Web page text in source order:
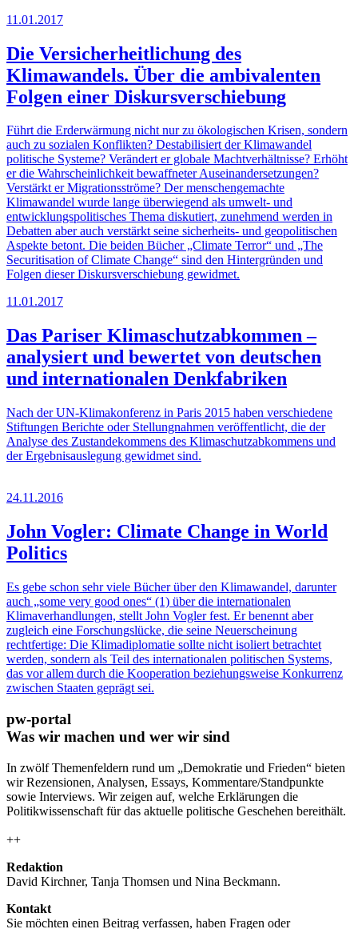
11.01.2017
Die Versicherheitlichung des
Klimawandels. Über die ambivalenten
Folgen einer Diskursverschiebung
Führt die Erderwärmung nicht nur zu ökologischen Krisen, sondern
auch zu sozialen Konflikten? Destabilisiert der Klimawandel
politische Systeme? Verändert er globale Machtverhältnisse? Erhöht
er die Wahrscheinlichkeit bewaffneter Auseinandersetzungen?
Verstärkt er Migrationsströme? Der menschengemachte
Klimawandel wurde lange überwiegend als umwelt- und
entwicklungspolitisches Thema diskutiert, zunehmend werden in
Debatten aber auch verstärkt seine sicherheits- und geopolitischen
Aspekte betont. Die beiden Bücher „Climate Terror“ und „The
Securitisation of Climate Change“ sind den Hintergründen und
Folgen dieser Diskursverschiebung gewidmet.
11.01.2017
Das Pariser Klimaschutzabkommen –
analysiert und bewertet von deutschen
und internationalen Denkfabriken
Nach der UN-Klimakonferenz in Paris 2015 haben verschiedene
Stiftungen Berichte oder Stellungnahmen veröffentlicht, die der
Analyse des Zustandekommens des Klimaschutzabkommens und
der Ergebnisauslegung gewidmet sind.
24.11.2016
John Vogler: Climate Change in World
Politics
Es gebe schon sehr viele Bücher über den Klimawandel, darunter
auch „some very good ones“ (1) über die internationalen
Klimaverhandlungen, stellt John Vogler fest. Er benennt aber
zugleich eine Forschungslücke, die seine Neuerscheinung
rechtfertige: Die Klimadiplomatie sollte nicht isoliert betrachtet
werden, sondern als Teil des internationalen politischen Systems,
das vor allem durch die Kooperation beziehungsweise Konkurrenz
zwischen Staaten geprägt sei.
pw-portal
Was wir machen und wer wir sind
In zwölf Themenfeldern rund um „Demokratie und Frieden“ bieten
wir Rezensionen, Analysen, Essays, Kommentare/Standpunkte
sowie Interviews. Wir zeigen auf, welche Erklärungen die
Politikwissenschaft für das aktuelle politische Geschehen bereithält.
++
Redaktion
David Kirchner, Tanja Thomsen und Nina Beckmann.
Kontakt
Sie möchten einen Beitrag verfassen, haben Fragen oder